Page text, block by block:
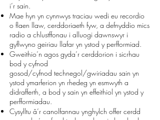
i’r sain.
Mae hyn yn cynnwys traciau wedi eu recordio
o flaen llaw, cerddoriaeth fyw, a defnyddio mics
radio a chlustffonau i alluogi dawnswyr i
gyflwyno geiriau llafar yn ystod y perfformiad.
Gweithio’n agos gyda’r cerddorion i sicrhau
bod y cyfnod
gosod/cyfnod technegol/gwiriadau sain yn
ystod ymarferion yn rhedeg yn esmwyth a
didrafferth, a bod y sain yn effeithiol yn ystod y
perfformiadau.
Cysylltu â’r canolfannau ynghylch offer cerdd